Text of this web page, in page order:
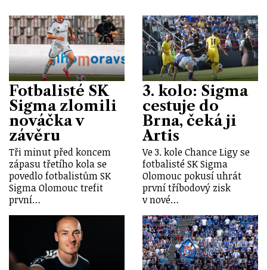
Fotbalisté SK
Sigma zlomili
nováčka v
závěru
Tři minut před koncem
zápasu třetího kola se
povedlo fotbalistům SK
Sigma Olomouc trefit
první…
3. kolo: Sigma
cestuje do
Brna, čeká ji
Artis
Ve 3. kole Chance Ligy se
fotbalisté SK Sigma
Olomouc pokusí uhrát
první tříbodový zisk
v nové…